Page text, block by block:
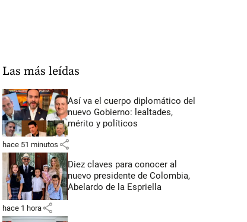
Las más leídas
Así va el cuerpo diplomático del
nuevo Gobierno: lealtades,
mérito y políticos
hace 51 minutos share
Diez claves para conocer al
nuevo presidente de Colombia,
Abelardo de la Espriella
hace 1 hora share